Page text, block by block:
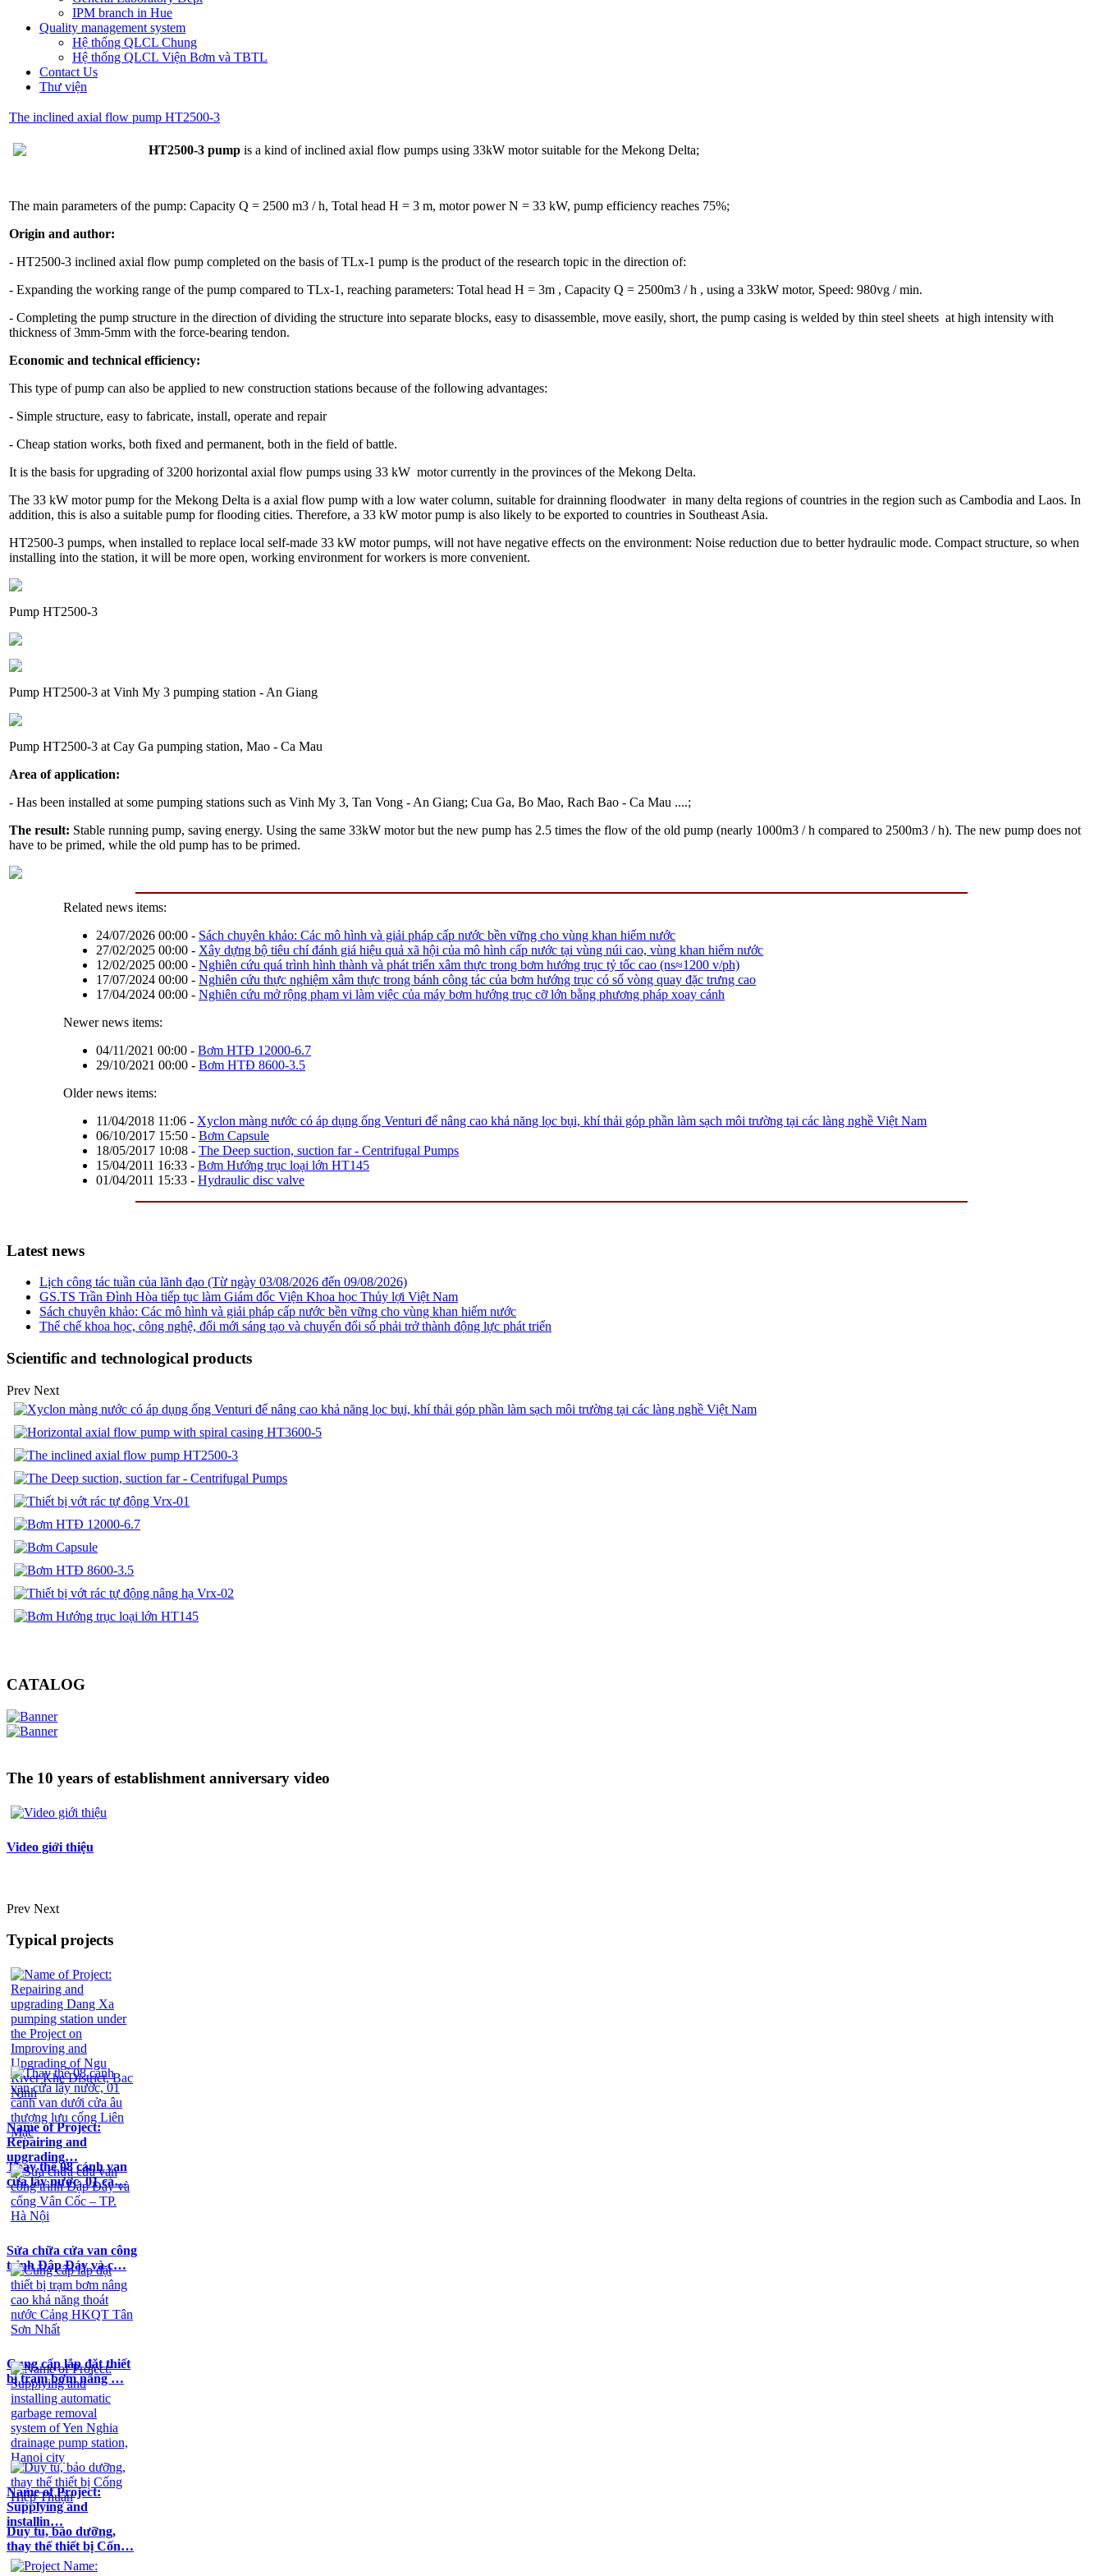
IPM branch in Hue
Quality management system
Hệ thống QLCL Chung
Hệ thống QLCL Viện Bơm và TBTL
Contact Us
Thư viện
The inclined axial flow pump HT2500-3
HT2500-3 pump is a kind of inclined axial flow pumps using 33kW motor suitable for the Mekong Delta;
The main parameters of the pump: Capacity Q = 2500 m3 / h, Total head H = 3 m, motor power N = 33 kW, pump efficiency reaches 75%;
Origin and author:
- HT2500-3 inclined axial flow pump completed on the basis of TLx-1 pump is the product of the research topic in the direction of:
- Expanding the working range of the pump compared to TLx-1, reaching parameters: Total head H = 3m , Capacity Q = 2500m3 / h , using a 33kW motor, Speed: 980vg / min.
- Completing the pump structure in the direction of dividing the structure into separate blocks, easy to disassemble, move easily, short, the pump casing is welded by thin steel sheets at high intensity with
thickness of 3mm-5mm with the force-bearing tendon.
Economic and technical efficiency:
This type of pump can also be applied to new construction stations because of the following advantages:
- Simple structure, easy to fabricate, install, operate and repair
- Cheap station works, both fixed and permanent, both in the field of battle.
It is the basis for upgrading of 3200 horizontal axial flow pumps using 33 kW motor currently in the provinces of the Mekong Delta.
The 33 kW motor pump for the Mekong Delta is a axial flow pump with a low water column, suitable for drainning floodwater in many delta regions of countries in the region such as Cambodia and Laos. In
addition, this is also a suitable pump for flooding cities. Therefore, a 33 kW motor pump is also likely to be exported to countries in Southeast Asia.
HT2500-3 pumps, when installed to replace local self-made 33 kW motor pumps, will not have negative effects on the environment: Noise reduction due to better hydraulic mode. Compact structure, so when
installing into the station, it will be more open, working environment for workers is more convenient.
Pump HT2500-3
Pump HT2500-3 at Vinh My 3 pumping station - An Giang
Pump HT2500-3 at Cay Ga pumping station, Mao - Ca Mau
Area of ​​application:
- Has been installed at some pumping stations such as Vinh My 3, Tan Vong - An Giang; Cua Ga, Bo Mao, Rach Bao - Ca Mau ....;
The result: Stable running pump, saving energy. Using the same 33kW motor but the new pump has 2.5 times the flow of the old pump (nearly 1000m3 / h compared to 2500m3 / h). The new pump does not
have to be primed, while the old pump has to be primed.
Related news items:
24/07/2026 00:00 - Sách chuyên khảo: Các mô hình và giải pháp cấp nước bền vững cho vùng khan hiếm nước
27/02/2025 00:00 - Xây dựng bộ tiêu chí đánh giá hiệu quả xã hội của mô hình cấp nước tại vùng núi cao, vùng khan hiếm nước
12/02/2025 00:00 -Nghiên cứu quá trình hình thành và phát triển xâm thực trong bơm hướng trục tỷ tốc cao (ns≈1200 v/ph)
17/07/2024 00:00 -Nghiên cứu thực nghiệm xâm thực trong bánh công tác của bơm hướng trục có số vòng quay đặc trưng cao
17/04/2024 00:00 -Nghiên cứu mở rộng phạm vi làm việc của máy bơm hướng trục cỡ lớn bằng phương pháp xoay cánh
Newer news items:
04/11/2021 00:00 -Bơm HTĐ 12000-6.7
29/10/2021 00:00 -Bơm HTĐ 8600-3.5
Older news items:
11/04/2018 11:06 - Xyclon màng nước có áp dụng ống Venturi để nâng cao khả năng lọc bụi, khí thải góp phần làm sạch môi trường tại các làng nghề Việt Nam
06/10/2017 15:50 -Bơm Capsule
18/05/2017 10:08 -The Deep suction, suction far - Centrifugal Pumps
15/04/2011 16:33 -Bơm Hướng trục loại lớn HT145
01/04/2011 15:33 -Hydraulic disc valve
Latest news
Lịch công tác tuần của lãnh đạo (Từ ngày 03/08/2026 đến 09/08/2026)
GS.TS Trần Đình Hòa tiếp tục làm Giám đốc Viện Khoa học Thủy lợi Việt Nam
Sách chuyên khảo: Các mô hình và giải pháp cấp nước bền vững cho vùng khan hiếm nước
Thể chế khoa học, công nghệ, đổi mới sáng tạo và chuyển đổi số phải trở thành động lực phát triển
Scientific and technological products
Prev Next
CATALOG
The 10 years of establishment anniversary video
Video giới thiệu
Prev Next
Typical projects
Name of Project:
Repairing and
upgrading…
Thay thế 08 cánh van
cửa lấy nước, 01 cá…
Sửa chữa cửa van công
trình Đập Đáy và c…
Cung cấp lắp đặt thiết
bị trạm bơm nâng …
Name of Project:
Supplying and
installin…
Duy tu, bảo dưỡng,
thay thế thiết bị Cốn…